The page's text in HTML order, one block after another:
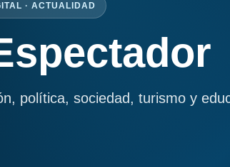
· ACTUALIDAD
política, sociedad, turismo y